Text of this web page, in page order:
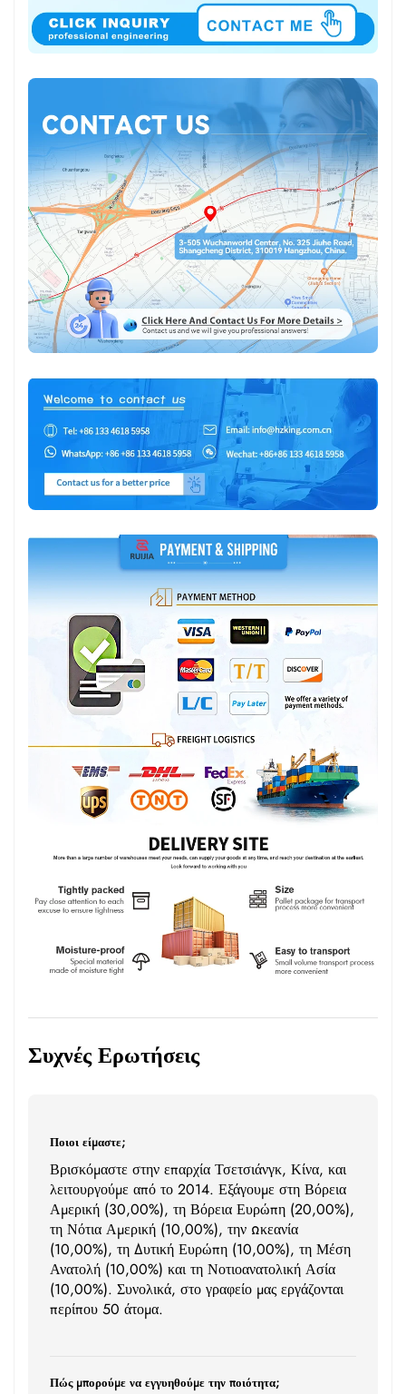
Συχνές Ερωτήσεις
Ποιοι είμαστε;
Βρισκόμαστε στην επαρχία Τσετσιάνγκ, Κίνα, και
λειτουργούμε από το 2014. Εξάγουμε στη Βόρεια
Αμερική (30,00%), τη Βόρεια Ευρώπη (20,00%),
τη Νότια Αμερική (10,00%), την Ωκεανία
(10,00%), τη Δυτική Ευρώπη (10,00%), τη Μέση
Ανατολή (10,00%) και τη Νοτιοανατολική Ασία
(10,00%). Συνολικά, στο γραφείο μας εργάζονται
περίπου 50 άτομα.
Πώς μπορούμε να εγγυηθούμε την ποιότητα;